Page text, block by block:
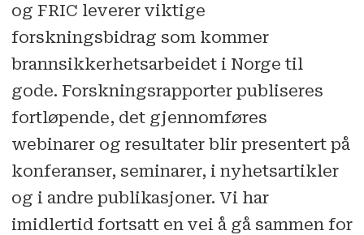
og FRIC leverer viktige
forskningsbidrag som kommer
brannsikkerhetsarbeidet i Norge til
gode. Forskningsrapporter publiseres
fortløpende, det gjennomføres
webinarer og resultater blir presentert på
konferanser, seminarer, i nyhetsartikler
og i andre publikasjoner. Vi har
imidlertid fortsatt en vei å gå sammen for